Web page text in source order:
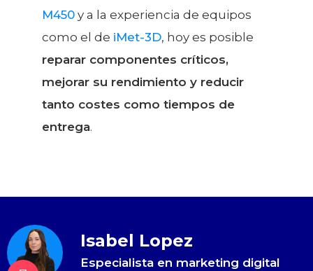
M450 y a la experiencia de equipos
como el de iMet-3D, hoy es posible
reparar componentes críticos,
mejorar su rendimiento y reducir
tanto costes como tiempos de
entrega.
Isabel Lopez
Especialista en marketing digital